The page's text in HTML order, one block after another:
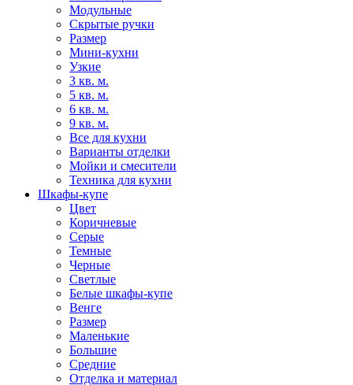
Модульные
Скрытые ручки
Размер
Мини-кухни
Узкие
3 кв. м.
5 кв. м.
6 кв. м.
9 кв. м.
Все для кухни
Варианты отделки
Мойки и смесители
Техника для кухни
Шкафы-купе
Цвет
Коричневые
Серые
Темные
Черные
Светлые
Белые шкафы-купе
Венге
Размер
Маленькие
Большие
Средние
Отделка и материал